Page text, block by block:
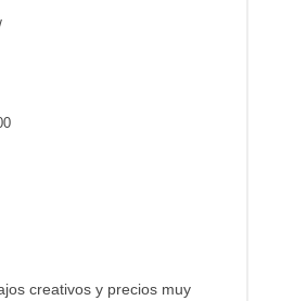
creativos y precios muy